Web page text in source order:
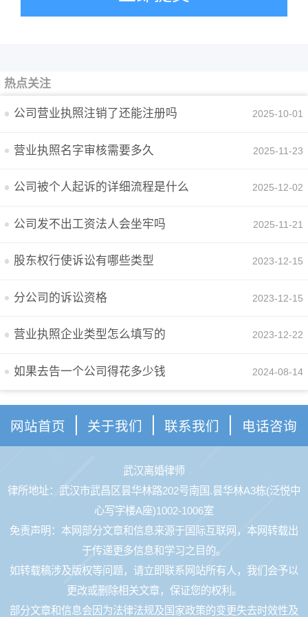
热点关注
公司营业执照注销了还能注册吗 2025-10-01
营业执照名字审核需要多久 2025-11-23
公司被个人起诉的详细流程是什么 2025-12-02
公司发不出工资法人会坐牢吗 2025-11-21
股东权行使诉讼有哪些类型 2023-12-15
分公司的诉讼资格 2023-12-15
营业执照企业类型怎么填写的 2023-12-22
如果去告一个公司得花多少钱 2024-08-14
网站首页 关于我们 联系我们 电话咨询
武汉离婚律师
律所地址：武汉市武昌区昙华林路202号南国.昙华林A3栋(泛悦中
心写字楼A座)1002-1006室
免责声明：本网部分文章和信息来源于国际互联网，本网转载出
于传递更多信息和学习之目的。
如转载稿涉及版权等问题，请立即联系网站所有人，我们会予以
更改或删除相关文章，保证您的权利。
部分文章和信息会因为法律法规及国家政策的变更失去时效性及